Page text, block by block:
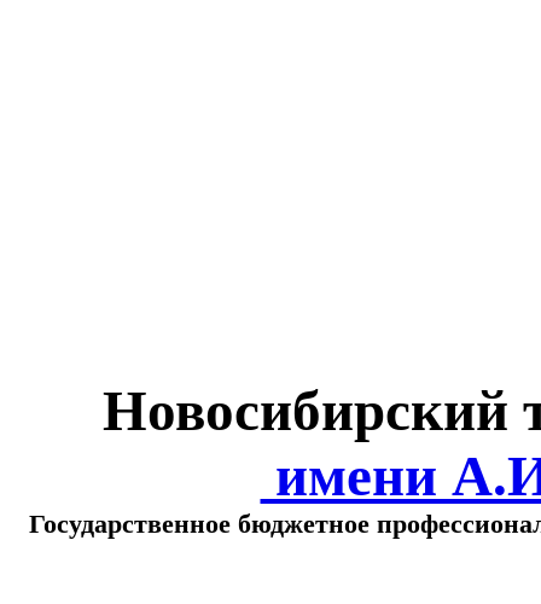
Новосибирский
имени
Государственное бюджетное